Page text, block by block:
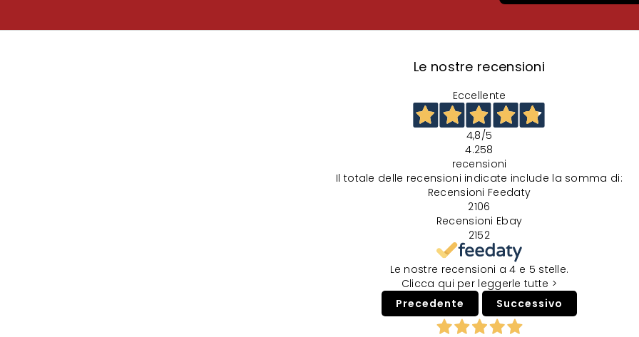
Le nostre recensioni
Eccellente
4,8/5
4.258
recensioni
Il totale delle recensioni indicate include la somma di:
Recensioni Feedaty
2106
Recensioni Ebay
2152
Le nostre recensioni a 4 e 5 stelle.
Clicca qui per leggerle tutte >
Precedente
Successivo